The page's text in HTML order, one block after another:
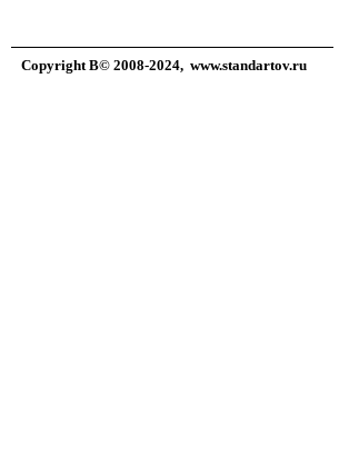
Copyright В© 2008-2024, www.standartov.ru